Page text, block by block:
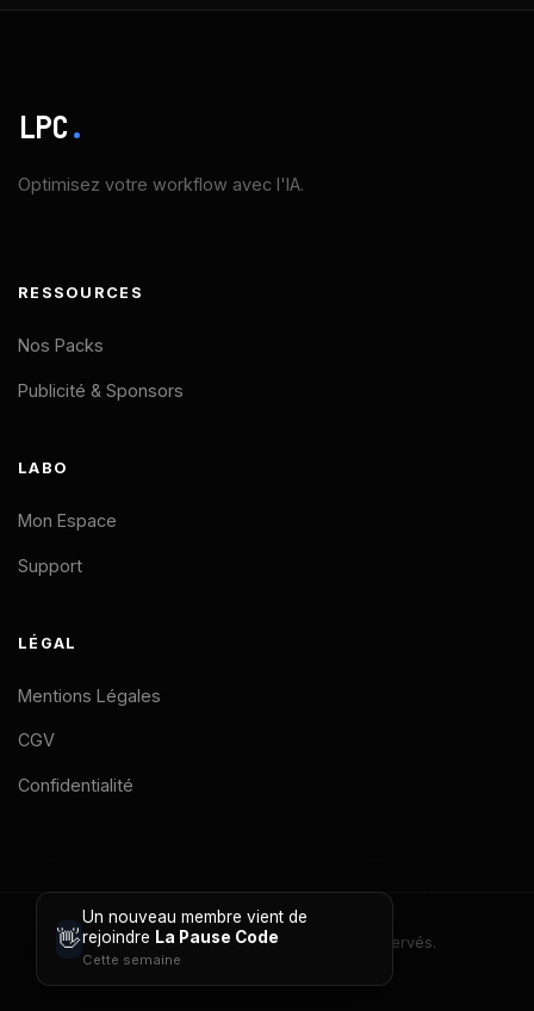
LPC.
Optimisez votre workflow avec l'IA.
RESSOURCES
Nos Packs
Publicité & Sponsors
LABO
Mon Espace
Support
LÉGAL
Mentions Légales
CGV
Confidentialité
© 2026 La Pause Code. Tous droits réservés.
👋
Un nouveau membre vient de
rejoindre La Pause Code
Cette semaine